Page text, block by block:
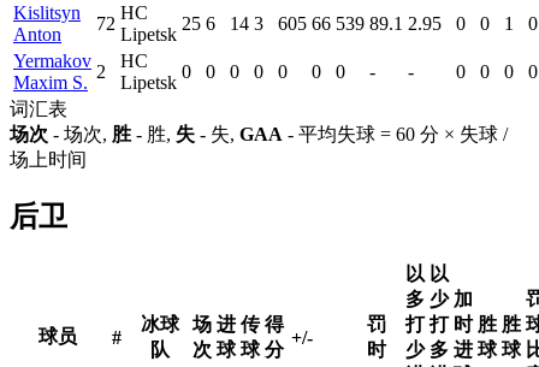
Kislitsyn
Anton
72
HC
Lipetsk
25 6 14 3 605 66 539 89.1 2.95 0 0 1
0
Yermakov
Maxim S.
2
HC
Lipetsk
0 0 0 0 0 0 0 - - 0 0 0
0
词汇表
场次 - 场次, 胜 - 胜, 失 - 失, GAA - 平均失球 = 60 分 × 失球 /
场上时间
后卫
球员 #
冰球
队
场
次
进
球
传
球
得
分
+/-
罚
时
以
多
打
少
以
少
打
多
加
时
进
胜
球
胜
球